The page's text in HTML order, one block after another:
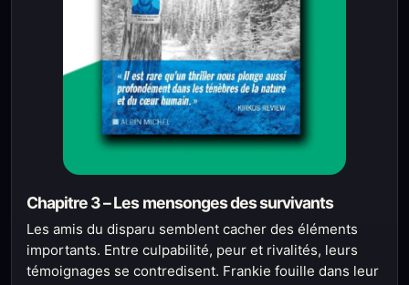
Chapitre 3 – Les mensonges des survivants
Les amis du disparu semblent cacher des éléments
importants. Entre culpabilité, peur et rivalités, leurs
témoignages se contredisent. Frankie fouille dans leur